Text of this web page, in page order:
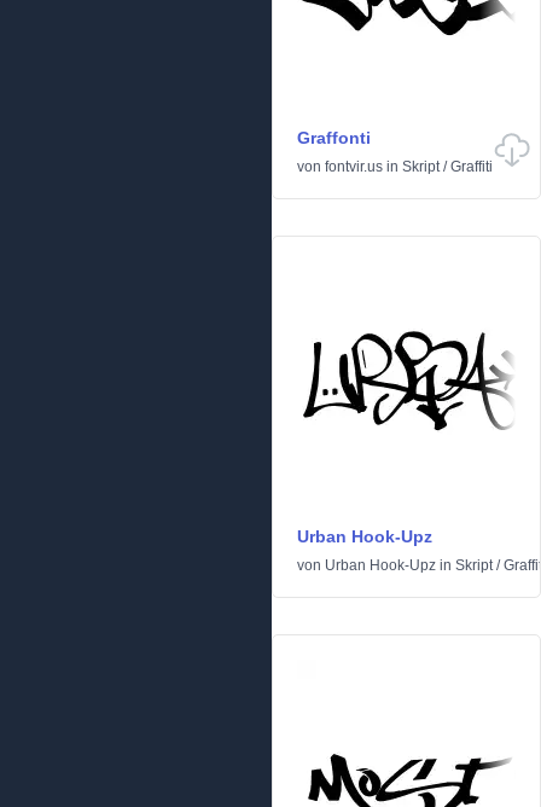
Graffonti
von fontvir.us in Skript/Graffiti
Urban Hook-Upz
von Urban Hook-Upz in Skript/